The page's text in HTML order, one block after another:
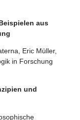
aus
Eric Müller,
in Forschung
und